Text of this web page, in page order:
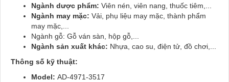
Ngành dược phẩm: Viên nén, viên nang, thuốc tiêm,...
Ngành may mặc: Vải, phụ liệu may mặc, thành phẩm
may mặc,...
Ngành gỗ: Gỗ ván sàn, hộp gỗ,...
Ngành sản xuất khác: Nhựa, cao su, điện tử, đồ chơi,...
Thông số kỹ thuật:
Model: AD-4971-3517